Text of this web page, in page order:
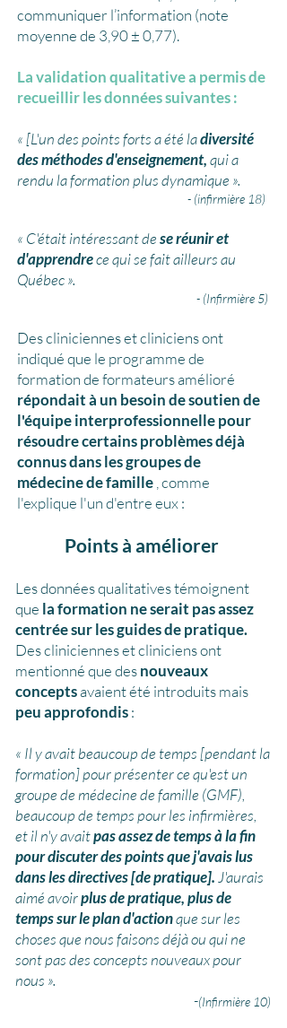
communiquer l’information (note
moyenne de 3,90 ± 0,77).
La validation qualitative a permis de
recueillir les données suivantes :
« [L'un des points forts a été ladiversité
des méthodes d'enseignement,qui a
rendu la formation plus dynamique ».
- (infirmière 18)
« C'était intéressant dese réunir et
d'apprendrece qui se fait ailleurs au
Québec ».
- (Infirmière 5)
Des cliniciennes et cliniciens ont
indiqué que le programme de
formation de formateurs amélioré
répondait à un besoin de soutien de
l'équipe interprofessionnelle pour
résoudre certains problèmes déjà
connus dans les groupes de
médecine de famille , comme
l'explique l'un d'entre eux :
Points à améliorer
Les données qualitatives témoignent
que la formation ne serait pas assez
centrée sur les guides de pratique.
Des cliniciennes et cliniciens ont
mentionné que desnouveaux
conceptsavaient été introduits mais
peu approfondis:
« Il y avait beaucoup de temps [pendant la
formation] pour présenter ce qu'est un
groupe de médecine de famille (GMF),
beaucoup de temps pour les infirmières,
et il n'y avaitpas assez de temps à la fin
pour discuter des points que j'avais lus
dans les directives [de pratique].J'aurais
aimé avoirplus de pratique, plus de
temps sur le plan d'actionque sur les
choses que nous faisons déjà ou qui ne
sont pas des concepts nouveaux pour
nous ».
-(Infirmière 10)